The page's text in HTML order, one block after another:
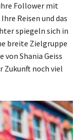
Follower mit
Reisen und das
spiegeln sich in
breite Zielgruppe
von Shania Geiss
Zukunft noch viel